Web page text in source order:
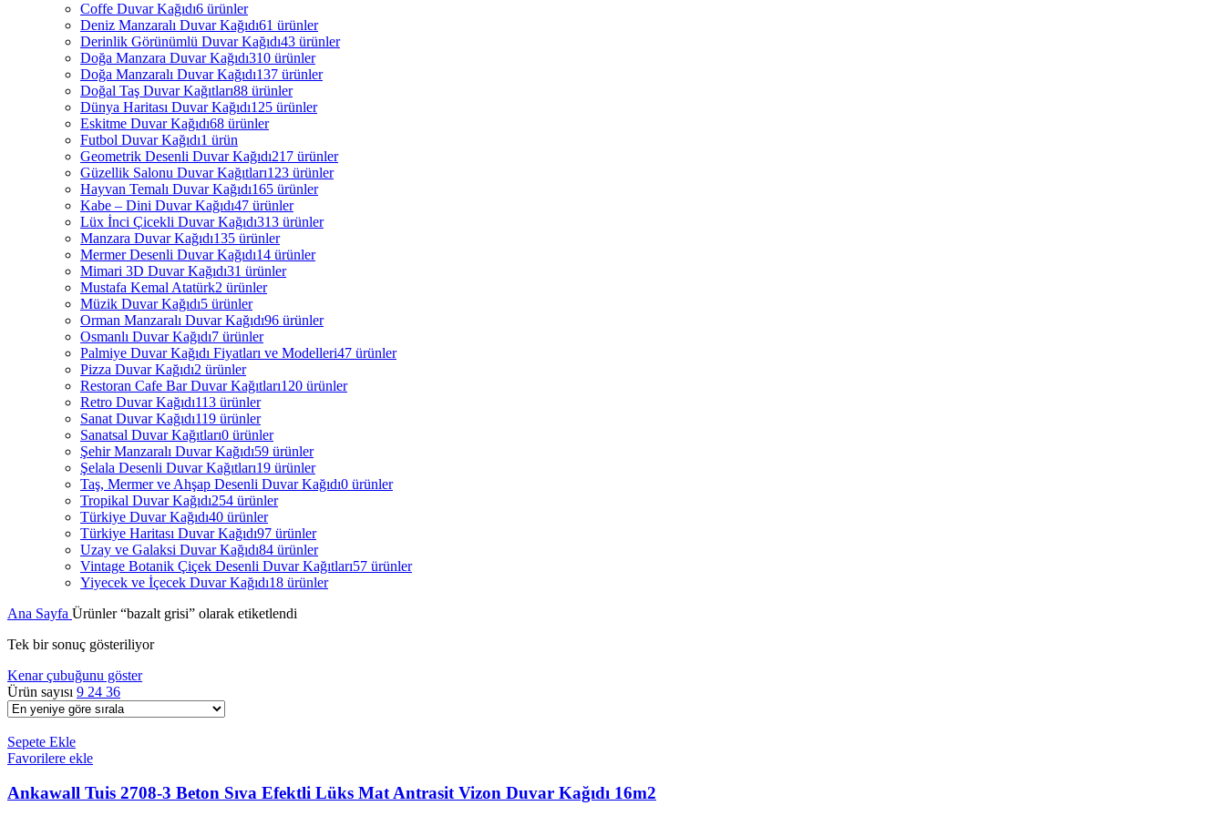
Coffe Duvar Kağıdı6 ürünler
Deniz Manzaralı Duvar Kağıdı61 ürünler
Derinlik Görünümlü Duvar Kağıdı43 ürünler
Doğa Manzara Duvar Kağıdı310 ürünler
Doğa Manzaralı Duvar Kağıdı137 ürünler
Doğal Taş Duvar Kağıtları88 ürünler
Dünya Haritası Duvar Kağıdı125 ürünler
Eskitme Duvar Kağıdı68 ürünler
Futbol Duvar Kağıdı1 ürün
Geometrik Desenli Duvar Kağıdı217 ürünler
Güzellik Salonu Duvar Kağıtları123 ürünler
Hayvan Temalı Duvar Kağıdı165 ürünler
Kabe – Dini Duvar Kağıdı47 ürünler
Lüx İnci Çicekli Duvar Kağıdı313 ürünler
Manzara Duvar Kağıdı135 ürünler
Mermer Desenli Duvar Kağıdı14 ürünler
Mimari 3D Duvar Kağıdı31 ürünler
Mustafa Kemal Atatürk2 ürünler
Müzik Duvar Kağıdı5 ürünler
Orman Manzaralı Duvar Kağıdı96 ürünler
Osmanlı Duvar Kağıdı7 ürünler
Palmiye Duvar Kağıdı Fiyatları ve Modelleri47 ürünler
Pizza Duvar Kağıdı2 ürünler
Restoran Cafe Bar Duvar Kağıtları120 ürünler
Retro Duvar Kağıdı113 ürünler
Sanat Duvar Kağıdı119 ürünler
Sanatsal Duvar Kağıtları0 ürünler
Şehir Manzaralı Duvar Kağıdı59 ürünler
Şelala Desenli Duvar Kağıtları19 ürünler
Taş, Mermer ve Ahşap Desenli Duvar Kağıdı0 ürünler
Tropikal Duvar Kağıdı254 ürünler
Türkiye Duvar Kağıdı40 ürünler
Türkiye Haritası Duvar Kağıdı97 ürünler
Uzay ve Galaksi Duvar Kağıdı84 ürünler
Vintage Botanik Çiçek Desenli Duvar Kağıtları57 ürünler
Yiyecek ve İçecek Duvar Kağıdı18 ürünler
Ana Sayfa Ürünler “bazalt grisi” olarak etiketlendi
Tek bir sonuç gösteriliyor
Kenar çubuğunu göster
Ürün sayısı 9 24 36
Sepete Ekle
Favorilere ekle
Ankawall Tuis 2708-3 Beton Sıva Efektli Lüks Mat Antrasit Vizon Duvar Kağıdı 16m2